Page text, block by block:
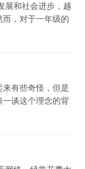
展和社会进步，越
，对于一年级的
来有些奇怪，但是
谈这个理念的背